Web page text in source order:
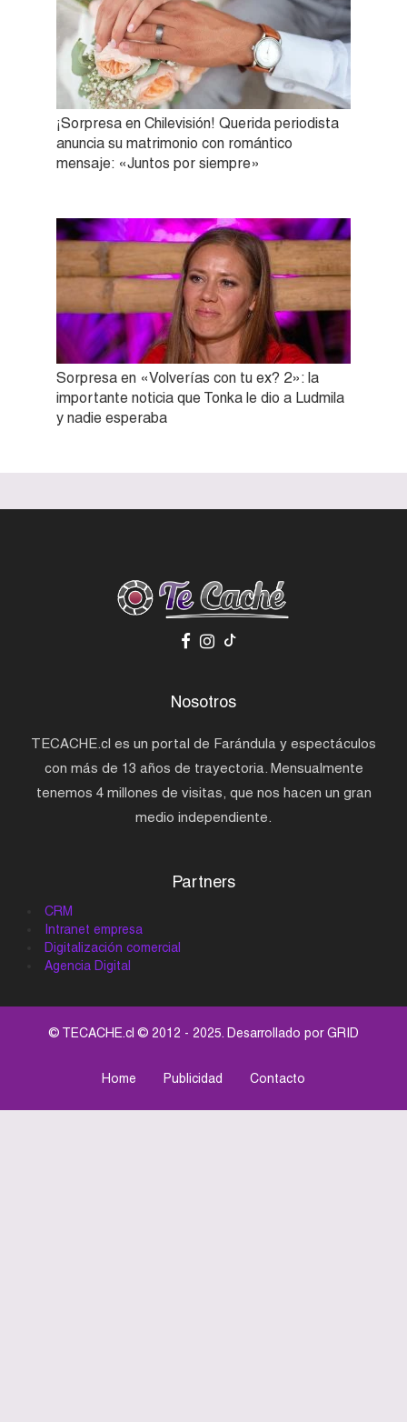
¡Sorpresa en Chilevisión! Querida periodista
anuncia su matrimonio con romántico
mensaje: «Juntos por siempre»
Sorpresa en «Volverías con tu ex? 2»: la
importante noticia que Tonka le dio a Ludmila
y nadie esperaba
Nosotros
TECACHE.cl es un portal de Farándula y espectáculos
con más de 13 años de trayectoria. Mensualmente
tenemos 4 millones de visitas, que nos hacen un gran
medio independiente.
Partners
CRM
Intranet empresa
Digitalización comercial
Agencia Digital
© TECACHE.cl © 2012 - 2025. Desarrollado porGRID
Home Publicidad Contacto